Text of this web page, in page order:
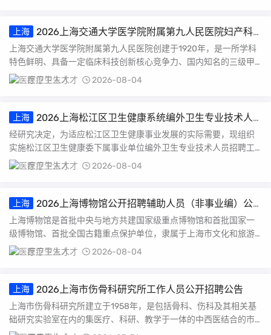
上海
2026上海交通大学医学院附属第九人民医院妇产科
招聘启事
上海交通大学医学院附属第九人民医院创建于1920年，是一所学科
特色鲜明、具备一定临床科技创新核心竞争力、国内知名的三级甲
等综合性医院。现...
医疗卫生人才 2026-08-04
上海
2026上海松江区卫生健康系统编外卫生专业技术人
员招聘公告
经研究决定，为适应松江区卫生健康事业发展的实际需要，现组织
实施松江区卫生健康委下属事业单位编外卫生专业技术人员招聘工
作。有关事项公告如下...
医疗卫生人才 2026-08-04
上海
2026上海博物馆公开招聘辅助人员（非事业编）公
告
上海博物馆是首批中央与地方共建国家级重点博物馆和首批国家一
级博物馆、首批全国古籍重点保护单位，隶属于上海市文化和旅游
局。馆藏文物近102...
医疗卫生人才 2026-08-04
上海 2026上海市伤骨科研究所工作人员公开招聘公告
上海市伤骨科研究所建立于1958年，是包括骨科、伤科及其相关基
础研究实验室在内的集医疗、科研、教学于一体的中西医结合的市
级医学研究所。现...